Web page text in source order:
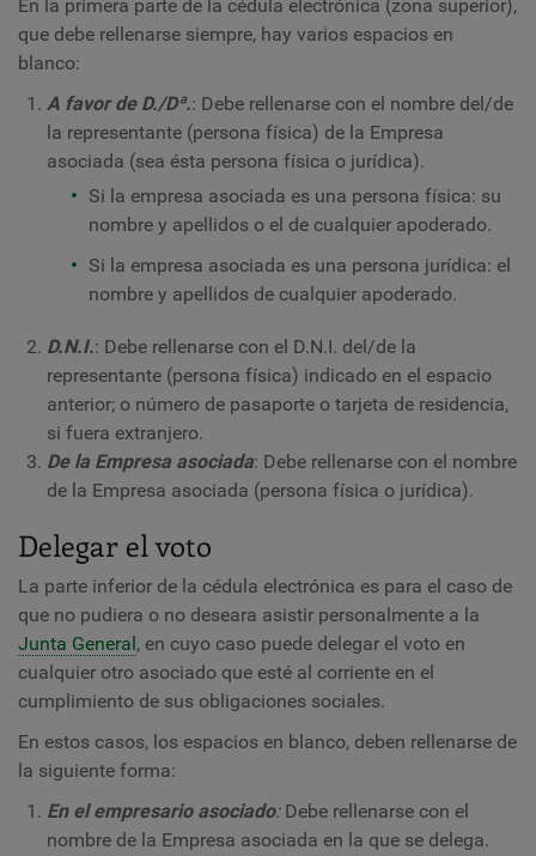
En la primera parte de la cédula electrónica (zona superior),
que debe rellenarse siempre, hay varios espacios en
blanco:
A favor de D./Dª.: Debe rellenarse con el nombre del/de
la representante (persona física) de la Empresa
asociada (sea ésta persona física o jurídica).
Si la empresa asociada es una persona física: su
nombre y apellidos o el de cualquier apoderado.
Si la empresa asociada es una persona jurídica: el
nombre y apellidos de cualquier apoderado.
D.N.I.: Debe rellenarse con el D.N.I. del/de la
representante (persona física) indicado en el espacio
anterior; o número de pasaporte o tarjeta de residencia,
si fuera extranjero.
De la Empresa asociada: Debe rellenarse con el nombre
de la Empresa asociada (persona física o jurídica).
Delegar el voto
La parte inferior de la cédula electrónica es para el caso de
que no pudiera o no deseara asistir personalmente a la
Junta General, en cuyo caso puede delegar el voto en
cualquier otro asociado que esté al corriente en el
cumplimiento de sus obligaciones sociales.
En estos casos, los espacios en blanco, deben rellenarse de
la siguiente forma:
En el empresario asociado: Debe rellenarse con el
nombre de la Empresa asociada en la que se delega.